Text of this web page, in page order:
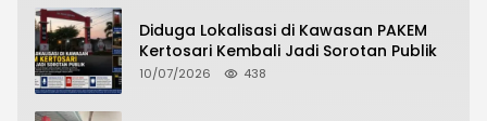
Diduga Lokalisasi di Kawasan PAKEM
Kertosari Kembali Jadi Sorotan Publik
10/07/2026 438